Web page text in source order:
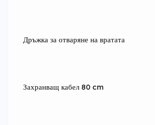
Дръжка за отваряне на вратата
Захранващ кабел 80 cm